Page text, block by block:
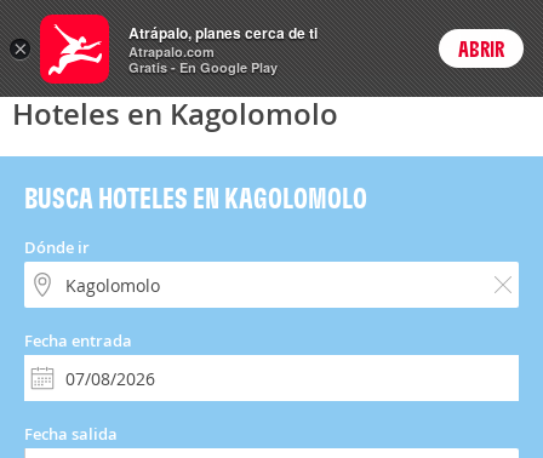
Hoteles Login
Hoteles en Kagolomolo
BUSCA HOTELES EN KAGOLOMOLO
Dónde ir
Fecha entrada
Fecha salida
×
Atrápalo, planes cerca de ti
Atrapalo.com
Gratis - En Google Play
ABRIR